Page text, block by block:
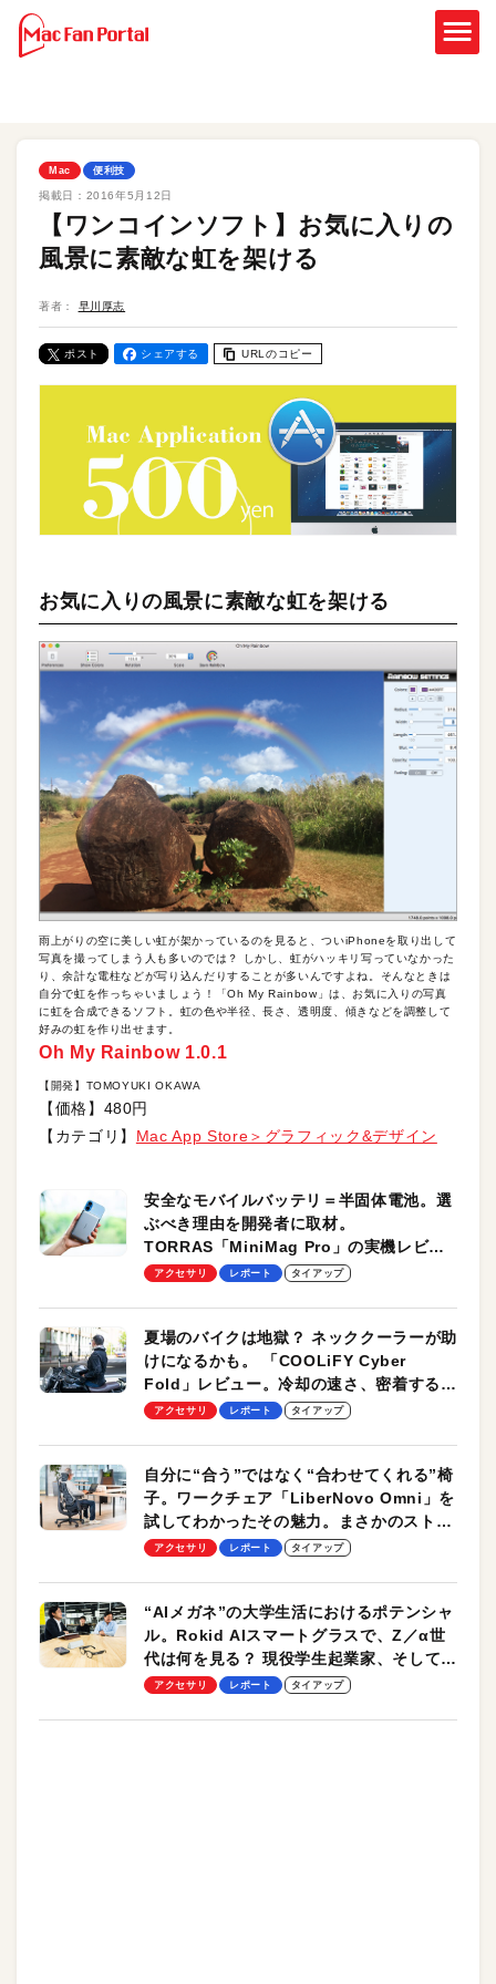
Mac 便利技
掲載日： 2016年5月12日
【ワンコインソフト】お気に入りの
風景に素敵な虹を架ける
著者： 早川厚志
ポスト シェアする URLのコピー
お気に入りの風景に素敵な虹を架ける
雨上がりの空に美しい虹が架かっているのを見ると、ついiPhoneを取り出して
写真を撮ってしまう人も多いのでは？ しかし、虹がハッキリ写っていなかった
り、余計な電柱などが写り込んだりすることが多いんですよね。そんなときは
自分で虹を作っちゃいましょう！「Oh My Rainbow」は、お気に入りの写真
に虹を合成できるソフト。虹の色や半径、長さ、透明度、傾きなどを調整して
好みの虹を作り出せます。
Oh My Rainbow 1.0.1
【開発】TOMOYUKI OKAWA
【価格】480円
【カテゴリ】 Mac App Store＞グラフィック&デザイン
安全なモバイルバッテリ＝半固体電池。選
ぶべき理由を開発者に取材。
TORRAS「MiniMag Pro」の実機レビュ
ーも
アクセサリ レポート タイアップ
夏場のバイクは地獄？ ネッククーラーが助
けになるかも。 「COOLiFY Cyber
Fold」レビュー。冷却の速さ、密着する冷
却プレート、シンプルな操作性がグッド！
アクセサリ レポート タイアップ
自分に“合う”ではなく“合わせてくれる”椅
子。ワークチェア「LiberNovo Omni」を
試してわかったその魅力。まさかのストレ
ッチ機能も搭載
アクセサリ レポート タイアップ
“AIメガネ”の大学生活におけるポテンシャ
ル。Rokid AIスマートグラスで、Z／α世
代は何を見る？ 現役学生起業家、そして教
授による体験会レポート【PR】
アクセサリ レポート タイアップ